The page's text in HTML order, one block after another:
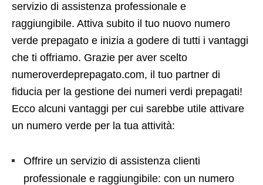
servizio di assistenza professionale e
raggiungibile. Attiva subito il tuo nuovo numero
verde prepagato e inizia a godere di tutti i vantaggi
che ti offriamo. Grazie per aver scelto
numeroverdeprepagato.com, il tuo partner di
fiducia per la gestione dei numeri verdi prepagati!
Ecco alcuni vantaggi per cui sarebbe utile attivare
un numero verde per la tua attività:
Offrire un servizio di assistenza clienti
professionale e raggiungibile: con un numero